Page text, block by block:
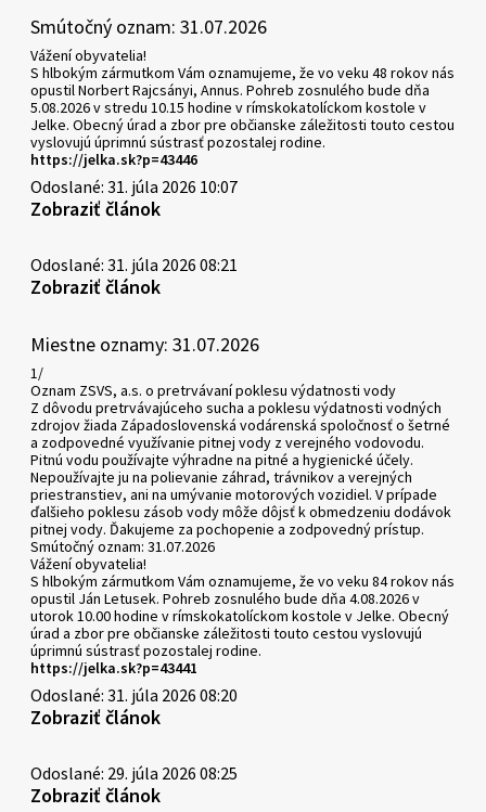
Smútočný oznam: 31.07.2026
Vážení obyvatelia!
S hlbokým zármutkom Vám oznamujeme, že vo veku 48 rokov nás
opustil Norbert Rajcsányi, Annus. Pohreb zosnulého bude dňa
5.08.2026 v stredu 10.15 hodine v rímskokatolíckom kostole v
Jelke. Obecný úrad a zbor pre občianske záležitosti touto cestou
vyslovujú úprimnú sústrasť pozostalej rodine.
https://jelka.sk?p=43446
Odoslané: 31. júla 2026 10:07
Zobraziť článok
Odoslané: 31. júla 2026 08:21
Zobraziť článok
Miestne oznamy: 31.07.2026
1/
Oznam ZSVS, a.s. o pretrvávaní poklesu výdatnosti vody
Z dôvodu pretrvávajúceho sucha a poklesu výdatnosti vodných
zdrojov žiada Západoslovenská vodárenská spoločnosť o šetrné
a zodpovedné využívanie pitnej vody z verejného vodovodu.
Pitnú vodu používajte výhradne na pitné a hygienické účely.
Nepoužívajte ju na polievanie záhrad, trávnikov a verejných
priestranstiev, ani na umývanie motorových vozidiel. V prípade
ďalšieho poklesu zásob vody môže dôjsť k obmedzeniu dodávok
pitnej vody. Ďakujeme za pochopenie a zodpovedný prístup.
Smútočný oznam: 31.07.2026
Vážení obyvatelia!
S hlbokým zármutkom Vám oznamujeme, že vo veku 84 rokov nás
opustil Ján Letusek. Pohreb zosnulého bude dňa 4.08.2026 v
utorok 10.00 hodine v rímskokatolíckom kostole v Jelke. Obecný
úrad a zbor pre občianske záležitosti touto cestou vyslovujú
úprimnú sústrasť pozostalej rodine.
https://jelka.sk?p=43441
Odoslané: 31. júla 2026 08:20
Zobraziť článok
Odoslané: 29. júla 2026 08:25
Zobraziť článok